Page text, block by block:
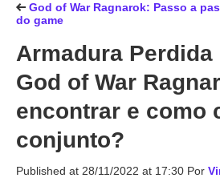
Millenium
God of War Ragnarok: Passo a
do game
Armadura Perdida
God of War
encontrar e como
conjunto?
Published at 28/11/2022 at 17:30 Por